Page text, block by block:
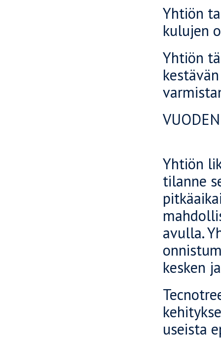
Yhtiön
kulujen
Yhtiön
Yhtiön
tilanne
avulla.
kesken
useista